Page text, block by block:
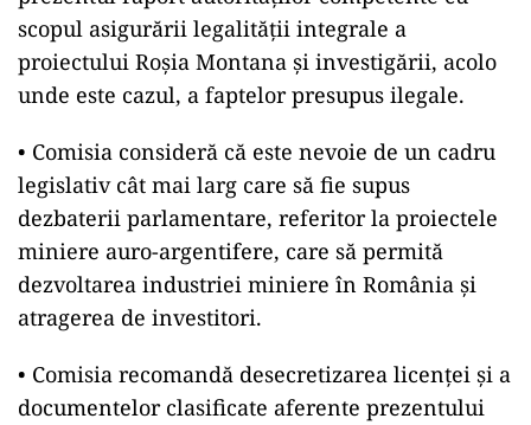
scopul asigurării legalității integrale a
proiectului Roșia Montana și investigării, acolo
unde este cazul, a faptelor presupus ilegale.
• Comisia consideră că este nevoie de un cadru
legislativ cât mai larg care să fie supus
dezbaterii parlamentare, referitor la proiectele
miniere auro-argentifere, care să permită
dezvoltarea industriei miniere în România și
atragerea de investitori.
• Comisia recomandă desecretizarea licenței și a
documentelor clasificate aferente prezentului